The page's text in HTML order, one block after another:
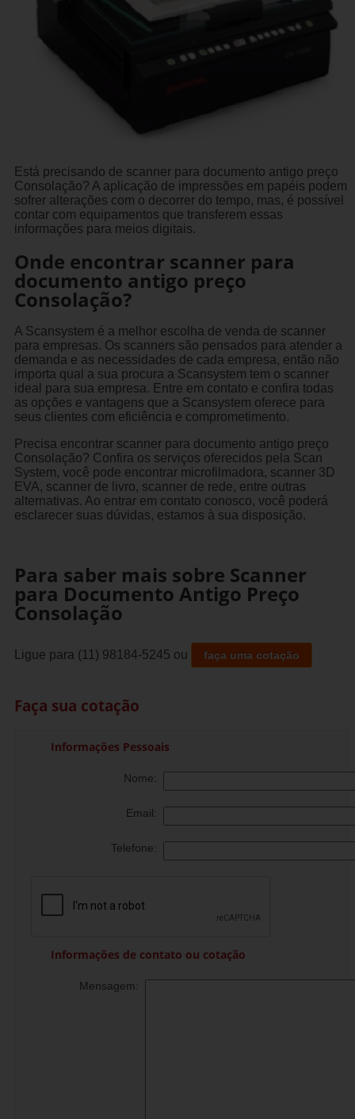
Está precisando de scanner para documento antigo preço
Consolação? A aplicação de impressões em papéis podem
sofrer alterações com o decorrer do tempo, mas, é possível
contar com equipamentos que transferem essas
informações para meios digitais.
Onde encontrar scanner para
documento antigo preço
Consolação?
A Scansystem é a melhor escolha de venda de scanner
para empresas. Os scanners são pensados para atender a
demanda e as necessidades de cada empresa, então não
importa qual a sua procura a Scansystem tem o scanner
ideal para sua empresa. Entre em contato e confira todas
as opções e vantagens que a Scansystem oferece para
seus clientes com eficiência e comprometimento.
Precisa encontrar scanner para documento antigo preço
Consolação? Confira os serviços oferecidos pela Scan
System, você pode encontrar microfilmadora, scanner 3D
EVA, scanner de livro, scanner de rede, entre outras
alternativas. Ao entrar em contato conosco, você poderá
esclarecer suas dúvidas, estamos à sua disposição.
Para saber mais sobre Scanner
para Documento Antigo Preço
Consolação
Ligue para (11) 98184-5245 ou faça uma cotação
Faça sua cotação
Informações Pessoais
Nome:
Email:
Telefone:
Informações de contato ou cotação
Mensagem: